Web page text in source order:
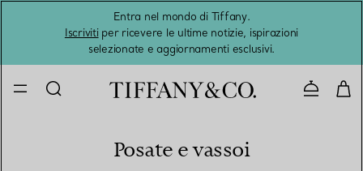
Entra nel mondo di Tiffany.
Iscrivitiper ricevere le ultime notizie, ispirazioni
selezionate e aggiornamenti esclusivi.
Posate e vassoi